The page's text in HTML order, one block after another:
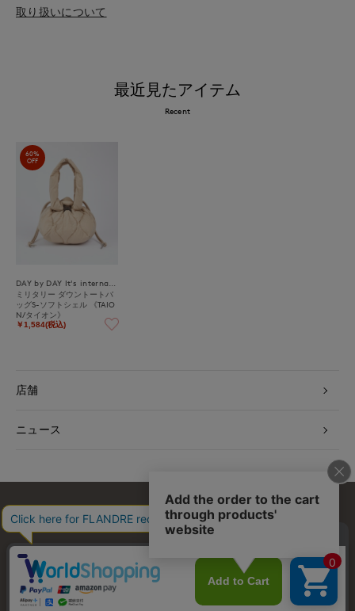
取り扱いについて
最近見たアイテム
Recent
60%
OFF
ミリタリー ダウントートバ
ッグS-ソフトシェル 《TAIO
N/タイオン》
￥1,584(税込)
店舗
ニュース
お問い合わせ 利用規約 会社概要 プライバシーポリシー
特定商取引・古物営業法に基づく表示 店舗リスト